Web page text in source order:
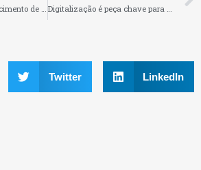
Twitter LinkedIn